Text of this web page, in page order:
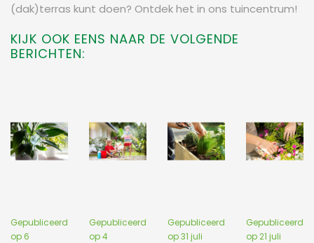
(dak)terras kunt doen? Ontdek het in ons tuincentrum!
KIJK OOK EENS NAAR DE VOLGENDE
BERICHTEN:
Gepubliceerd
op6
Gepubliceerd
op4
Gepubliceerd
op31 juli
Gepubliceerd
op21 juli